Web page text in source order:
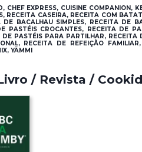
CHEF EXPRESS, CUISINE COMPANION,
RECEITA CASEIRA, RECEITA COM
DE BACALHAU SIMPLES, RECEITA DE
PASTÉIS CROCANTES, RECEITA DE
DE PASTÉIS PARA PARTILHAR,
RECEITA DE REFEIÇÃO
YÄMMI
/ Revista /